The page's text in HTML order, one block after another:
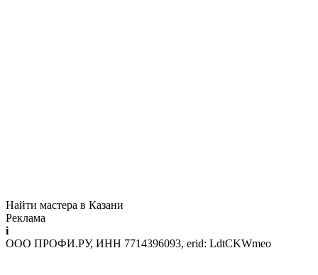
Найти мастера в Казани
Реклама
i
ООО ПРОФИ.РУ, ИНН 7714396093, erid: LdtCKWmeo